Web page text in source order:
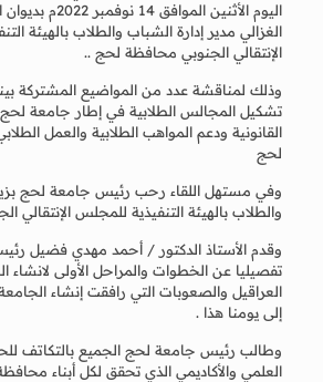
اليوم الأثنين
الغزالي مدير إدارة الشباب والطلاب بالهيئة
الإنتقالي الجنوبي محافظة لحج ..
وذلك لمناقشة عدد من المواضيع المشتركة
تشكيل المجالس الطلابية في إطار جامعة لحج
القانونية ودعم المواهب الطلابية والعمل
لحج
وفي مستهل اللقاء رحب رئيس جامعة لحج
والطلاب بالهيئة التنفيذية للمجلس
وقدم الأستاذ الدكتور / أحمد مهدي فضيل
تفصيليا عن الخطوات والمراحل الأولى لانشاء
العراقيل والصعوبات التي رافقت إنشاء
إلى يومنا هذا .
وطالب رئيس جامعة لحج الجميع بالتكاتف
العلمي والأكاديمي الذي تحقق لكل أبناء